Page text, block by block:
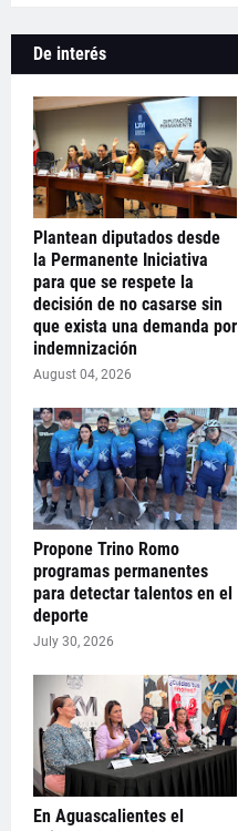
De interés
Plantean diputados desde
la Permanente Iniciativa
para que se respete la
decisión de no casarse sin
que exista una demanda por
indemnización
August 04, 2026
Propone Trino Romo
programas permanentes
para detectar talentos en el
deporte
July 30, 2026
En Aguascalientes el